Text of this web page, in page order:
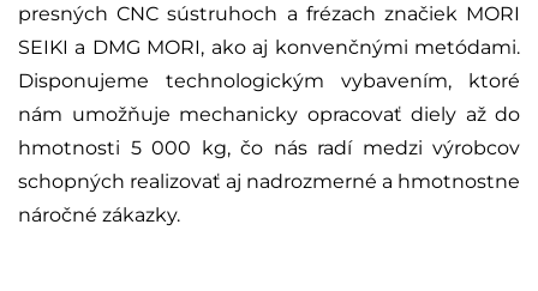
presných CNC sústruhoch a frézach značiek MORI
SEIKI a DMG MORI, ako aj konvenčnými metódami.
Disponujeme technologickým vybavením, ktoré
nám umožňuje mechanicky opracovať diely až do
hmotnosti 5 000 kg, čo nás radí medzi výrobcov
schopných realizovať aj nadrozmerné a hmotnostne
náročné zákazky.